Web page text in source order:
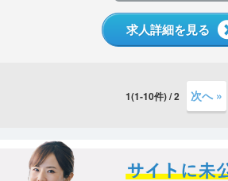
求人詳細を見る
1(1-10件) / 2 次へ »